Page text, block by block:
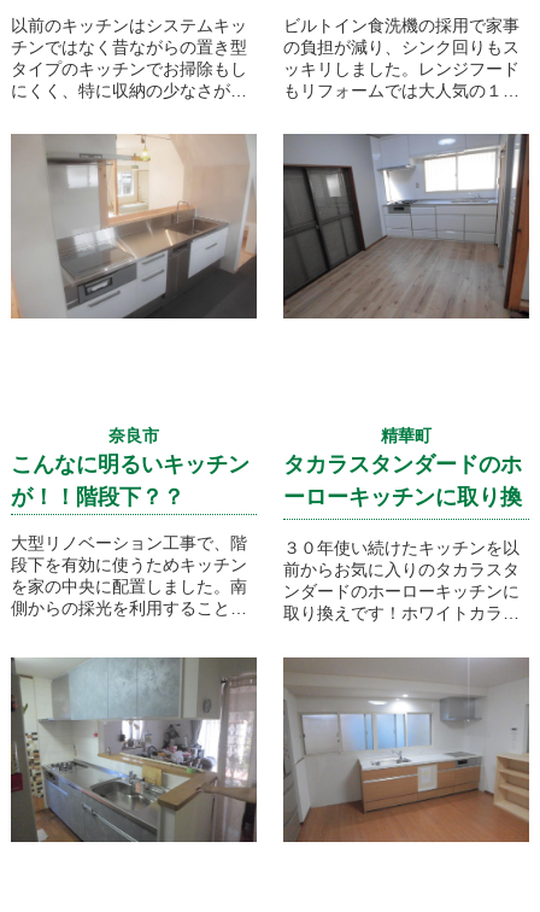
以前のキッチンはシステムキッ
チンではなく昔ながらの置き型
タイプのキッチンでお掃除もし
にくく、特に収納の少なさが大
引き出しタイプのユニットを採
用し収納力をアップさせて、お
掃除が毎回大変だったレンジフ
ードは１０年間内部のお掃除が
不要で日々のお手入れも非常に
楽なスマート型レンジフードを
採用しました。
ビルトイン食洗機の採用で家事
の負担が減り、シンク回りもス
ッキリしました。レンジフード
もリフォームでは大人気の１０
トレンジフードです！
奈良市
こんなに明るいキッチン
が！！階段下？？
大型リノベーション工事で、階
段下を有効に使うためキッチン
を家の中央に配置しました。南
側からの採光を利用することで
た！
精華町
タカラスタンダードのホ
ーローキッチンに取り換
３０年使い続けたキッチンを以
前からお気に入りのタカラスタ
ンダードのホーローキッチンに
取り換えです！ホワイトカラー
ですね。